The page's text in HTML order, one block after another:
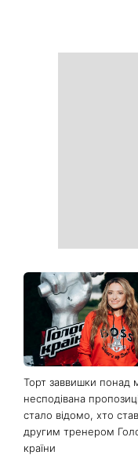
Торт заввишки понад
несподівана
стало відомо, хто став
другим тренером
країни